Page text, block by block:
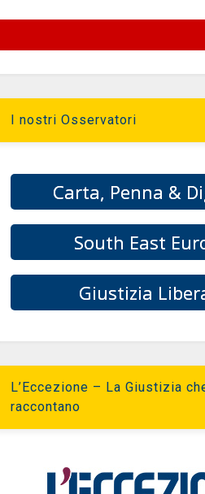
I nostri Osservatori
Carta, Penna &
South East
Giustizia
L’Eccezione – La Giustizia
raccontano